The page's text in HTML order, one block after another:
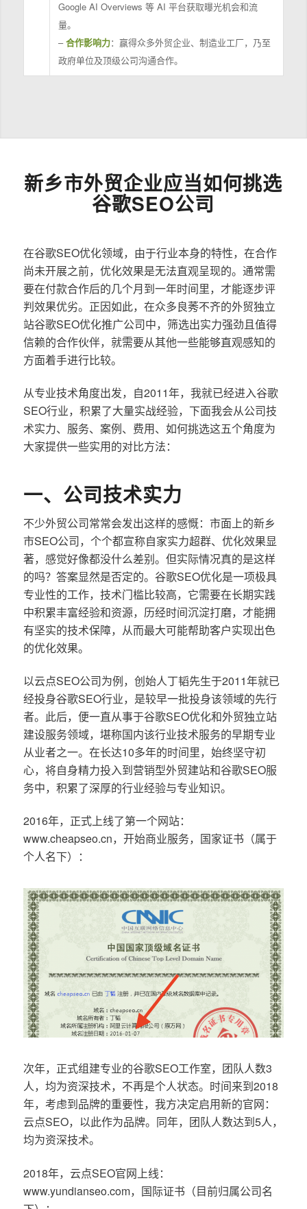
Google AI Overviews 等 AI 平台获取曝光机会和流
量。
–合作影响力：赢得众多外贸企业、制造业工厂，乃至
政府单位及顶级公司沟通合作。
新乡市外贸企业应当如何挑选
谷歌SEO公司
在谷歌SEO优化领域，由于行业本身的特性，在合作
尚未开展之前，优化效果是无法直观呈现的。通常需
要在付款合作后的几个月到一年时间里，才能逐步评
判效果优劣。正因如此，在众多良莠不齐的外贸独立
站谷歌SEO优化推广公司中，筛选出实力强劲且值得
信赖的合作伙伴，就需要从其他一些能够直观感知的
方面着手进行比较。
从专业技术角度出发，自2011年，我就已经进入谷歌
SEO行业，积累了大量实战经验，下面我会从公司技
术实力、服务、案例、费用、如何挑选这五个角度为
大家提供一些实用的对比方法：
一、公司技术实力
不少外贸公司常常会发出这样的感慨：市面上的新乡
市SEO公司，个个都宣称自家实力超群、优化效果显
著，感觉好像都没什么差别。但实际情况真的是这样
的吗？答案显然是否定的。谷歌SEO优化是一项极具
专业性的工作，技术门槛比较高，它需要在长期实践
中积累丰富经验和资源，历经时间沉淀打磨，才能拥
有坚实的技术保障，从而最大可能帮助客户实现出色
的优化效果。
以云点SEO公司为例，创始人丁韬先生于2011年就已
经投身谷歌SEO行业，是较早一批投身该领域的先行
者。此后，便一直从事于谷歌SEO优化和外贸独立站
建设服务领域，堪称国内该行业技术服务的早期专业
从业者之一。在长达10多年的时间里，始终坚守初
心，将自身精力投入到营销型外贸建站和谷歌SEO服
务中，积累了深厚的行业经验与专业知识。
2016年，正式上线了第一个网站：
www.cheapseo.cn，开始商业服务，国家证书（属于
个人名下）：
次年，正式组建专业的谷歌SEO工作室，团队人数3
人，均为资深技术，不再是个人状态。时间来到2018
年，考虑到品牌的重要性，我方决定启用新的官网：
云点SEO，以此作为品牌。同年，团队人数达到5人，
均为资深技术。
2018年，云点SEO官网上线：
www.yundianseo.com，国际证书（目前归属公司名